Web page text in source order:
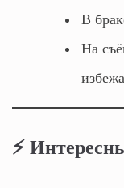
В
На
⚡